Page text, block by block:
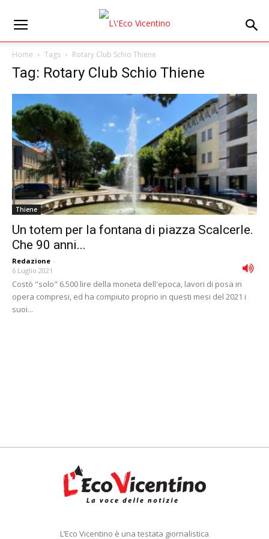
Home Tags Rotary Club Schio Thiene
Tag: Rotary Club Schio Thiene
Thiene
Un totem per la fontana di piazza Scalcerle.
Che 90 anni...
Redazione -
6 Luglio 2021
Costò "solo" 6.500 lire della moneta dell'epoca, lavori di posa in
opera compresi, ed ha compiuto proprio in questi mesi del 2021 i
suoi...
L’Eco Vicentino è una testata giornalistica